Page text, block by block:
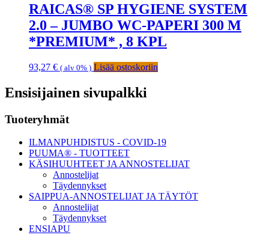
RAICAS® SP HYGIENE SYSTEM
2.0 – JUMBO WC-PAPERI 300 M
*PREMIUM* , 8 KPL
93,27 € ( alv 0% ) Lisää ostoskoriin
Ensisijainen sivupalkki
Tuoteryhmät
ILMANPUHDISTUS - COVID-19
PUUMA® - TUOTTEET
KÄSIHUUHTEET JA ANNOSTELIJAT
Annostelijat
Täydennykset
SAIPPUA-ANNOSTELIJAT JA TÄYTÖT
Annostelijat
Täydennykset
ENSIAPU